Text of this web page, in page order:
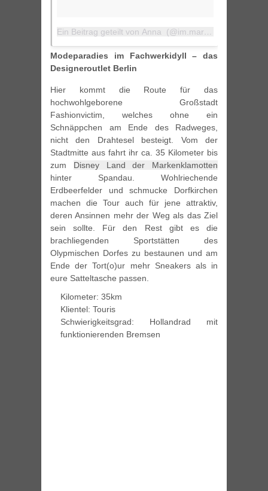
Ein Beitrag geteilt von Anna (@im.marchenko)
Modeparadies im Fachwerkidyll – das
Designeroutlet Berlin
Hier kommt die Route für das
hochwohlgeborene Großstadt
Fashionvictim, welches ohne ein
Schnäppchen am Ende des Radweges,
nicht den Drahtesel besteigt. Vom der
Stadtmitte aus fahrt ihr ca. 35 Kilometer bis
zum Disney Land der Markenklamotten
hinter Spandau. Wohlriechende
Erdbeerfelder und schmucke Dorfkirchen
machen die Tour auch für jene attraktiv,
deren Ansinnen mehr der Weg als das Ziel
sein sollte. Für den Rest gibt es die
brachliegenden Sportstätten des
Olypmischen Dorfes zu bestaunen und am
Ende der Tort(o)ur mehr Sneakers als in
eure Satteltasche passen.
Kilometer: 35km
Klientel: Touris
Schwierigkeitsgrad: Hollandrad mit
funktionierenden Bremsen